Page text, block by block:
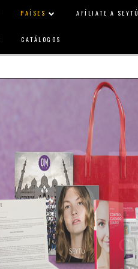
PAÍSES AFÍLIATE A SEYTÚ
CATÁLOGOS